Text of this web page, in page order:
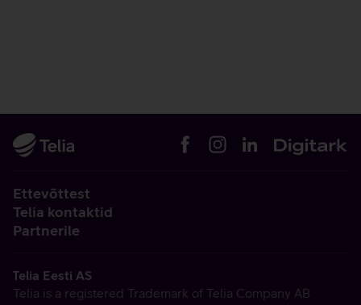
Ettevõttest
Telia kontaktid
Partnerile
Telia Eesti AS
Telia is a registered Trademark of Telia Company AB